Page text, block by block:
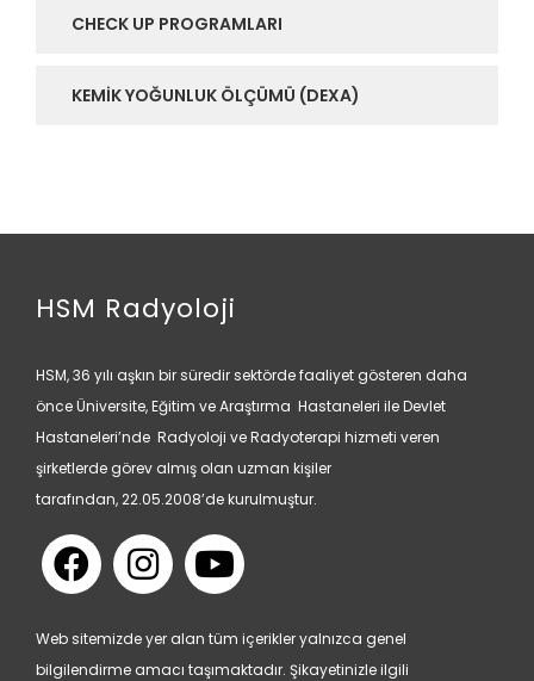
CHECK UP PROGRAMLARI
KEMIK YOĞUNLUK ÖLÇÜMÜ (DEXA)
HSM Radyoloji
HSM, 36 yılı aşkın bir süredir sektörde faaliyet gösteren daha
önce Üniversite, Eğitim ve Araştırma Hastaneleri ile Devlet
Hastaneleri’nde Radyoloji ve Radyoterapi hizmeti veren
şirketlerde görev almış olan uzman kişiler
tarafından, 22.05.2008’de kurulmuştur.
Web sitemizde yer alan tüm içerikler yalnızca genel
bilgilendirme amacı taşımaktadır. Şikayetinizle ilgili